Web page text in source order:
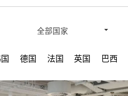
全部国家
德国 法国 英国 巴西